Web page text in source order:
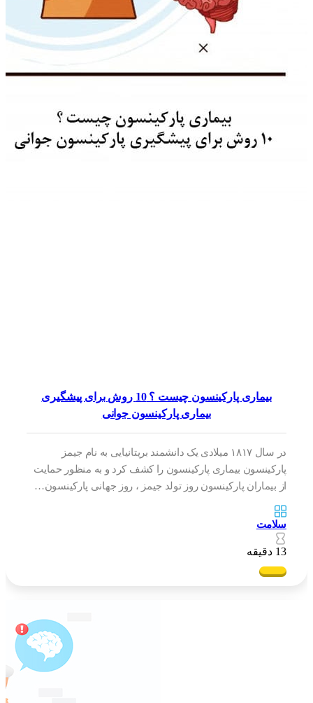
بیماری پارکینسون چیست ؟ 10 روش برای پیشگیری
بیماری پارکینسون جوانی
در سال ۱۸۱۷ میلادی یک دانشمند بریتانیایی به نام جیمز
پارکینسون بیماری پارکینسون را کشف کرد و به منظور حمایت
از بیماران پارکینسون روز تولد جیمز ، روز جهانی پارکینسون…
سلامت